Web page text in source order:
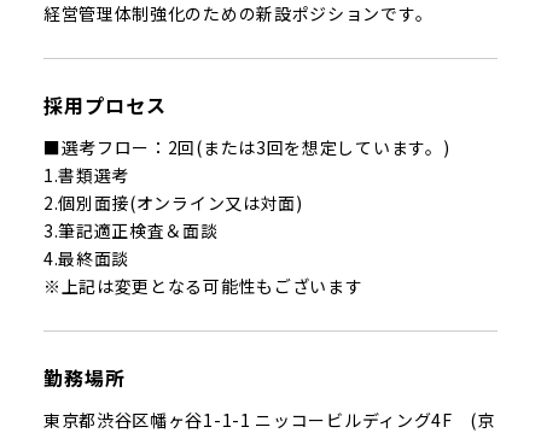
経営管理体制強化のための新設ポジションです。
採用プロセス
■選考フロー：2回(または3回を想定しています。)
1.書類選考
2.個別面接(オンライン又は対面)
3.筆記適正検査＆面談
4.最終面談
※上記は変更となる可能性もございます
勤務場所
東京都渋谷区幡ヶ谷1-1-1 ニッコービルディング4F (京